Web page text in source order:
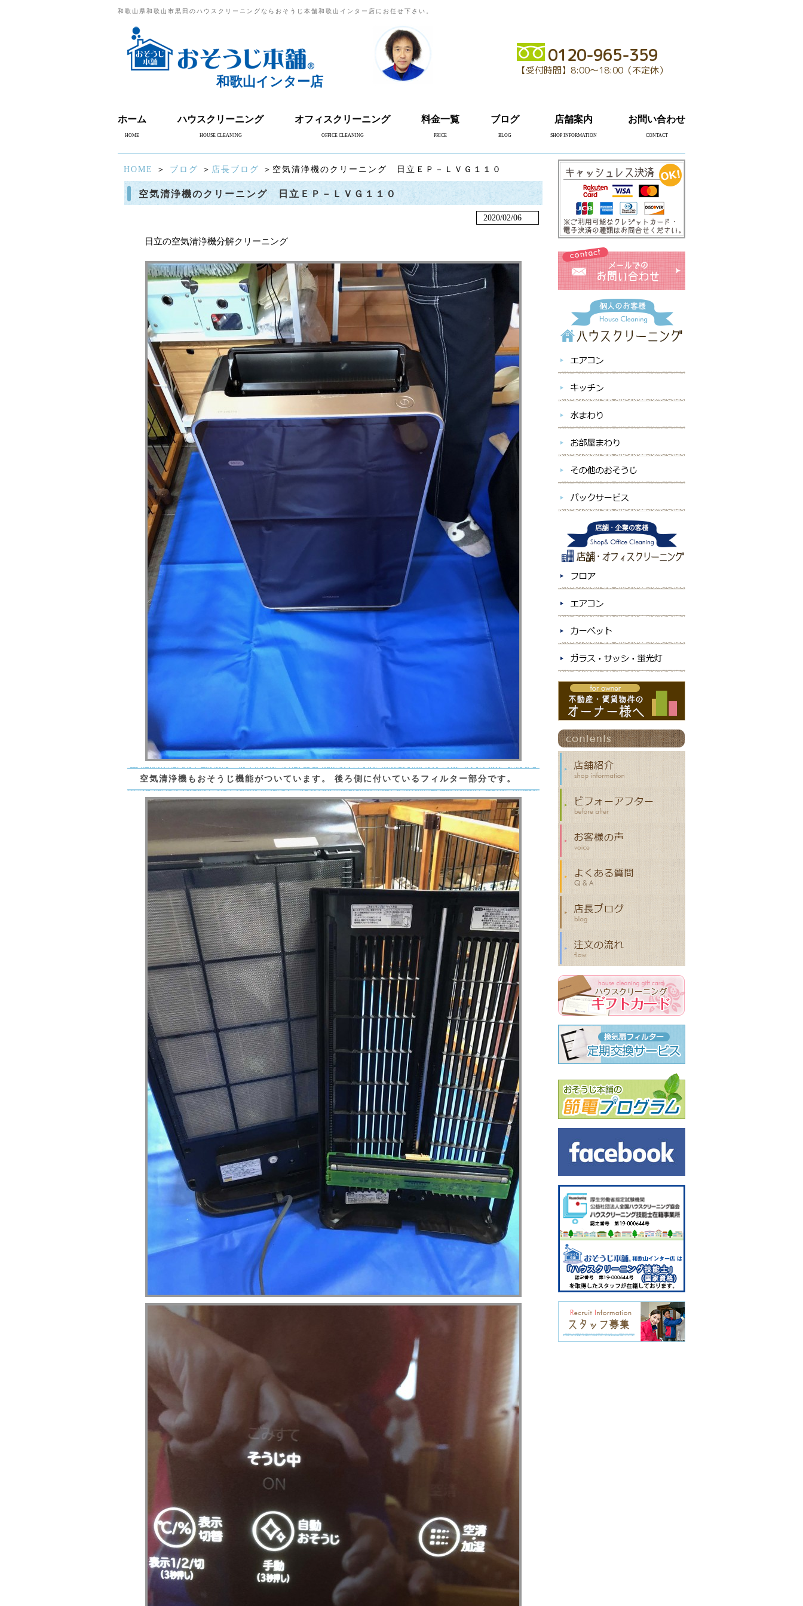
和歌山県和歌山市黒田のハウスクリーニングならおそうじ本舗和歌山インター店にお任せ下さい。
和歌山インター店
0120-965-359
【受付時間】8:00～18:00（不定休）
ホーム
HOME
ハウスクリーニング
HOUSE CLEANING
オフィスクリーニング
OFFICE CLEANING
料金一覧
PRICE
ブログ
BLOG
店舗案内
SHOP INFORMATION
お問い合わせ
CONTACT
HOME ＞ ブログ ＞ 店長ブログ ＞空気清浄機のクリーニング 日立ＥＰ－ＬＶＧ１１０
空気清浄機のクリーニング 日立ＥＰ－ＬＶＧ１１０
2020/02/06
日立の空気清浄機分解クリーニング
空気清浄機もおそうじ機能がついています。 後ろ側に付いているフィルター部分です。